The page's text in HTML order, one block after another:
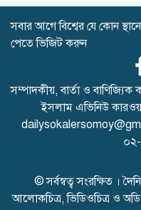
সবার আগে বিশ্বের যে কোন
পেতে ভিজিট করুন
সম্পাদকীয়, বার্তা ও বাণিজ্যিক
ইসলাম এভিনিউ
© সর্বস্বত্ব সংরক্ষিত ।
আলোকচিত্র, ভিডিওচিত্র ও